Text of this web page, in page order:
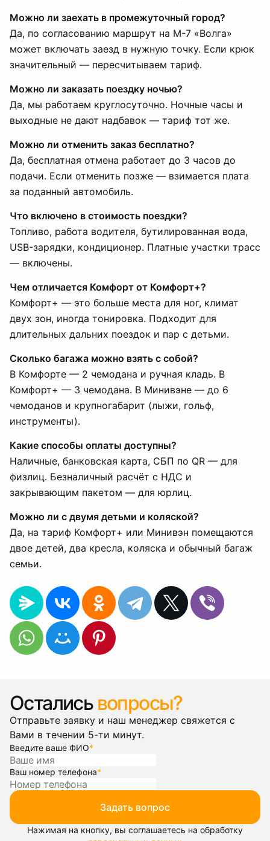
Можно ли заехать в промежуточный город?
Да, по согласованию маршрут на М-7 «Волга»
может включать заезд в нужную точку. Если крюк
значительный — пересчитываем тариф.
Можно ли заказать поездку ночью?
Да, мы работаем круглосуточно. Ночные часы и
выходные не дают надбавок — тариф тот же.
Можно ли отменить заказ бесплатно?
Да, бесплатная отмена работает до 3 часов до
подачи. Если отменить позже — взимается плата
за поданный автомобиль.
Что включено в стоимость поездки?
Топливо, работа водителя, бутилированная вода,
USB-зарядки, кондиционер. Платные участки трасс
— включены.
Чем отличается Комфорт от Комфорт+?
Комфорт+ — это больше места для ног, климат
двух зон, иногда тонировка. Подходит для
длительных дальних поездок и пар с детьми.
Сколько багажа можно взять с собой?
В Комфорте — 2 чемодана и ручная кладь. В
Комфорт+ — 3 чемодана. В Минивэне — до 6
чемоданов и крупногабарит (лыжи, гольф,
инструменты).
Какие способы оплаты доступны?
Наличные, банковская карта, СБП по QR — для
физлиц. Безналичный расчёт с НДС и
закрывающим пакетом — для юрлиц.
Можно ли с двумя детьми и коляской?
Да, на тариф Комфорт+ или Минивэн помещаются
двое детей, два кресла, коляска и обычный багаж
семьи.
Остались вопросы?
Отправьте заявку и наш менеджер свяжется с
Вами в течении 5-ти минут.
Введите ваше ФИО*
Ваш номер телефона*
Задать вопрос
Нажимая на кнопку, вы соглашаетесь на обработку